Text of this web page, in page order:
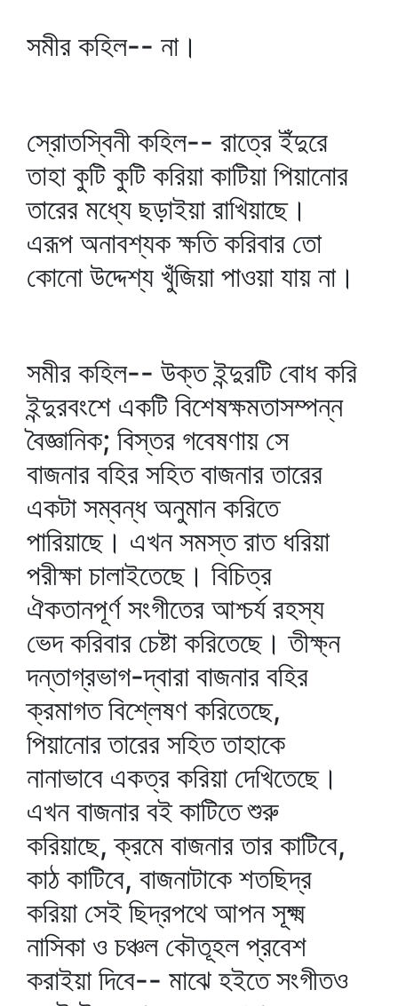
সমীর কহিল-- না।
স্রোতস্বিনী কহিল-- রাত্রে ইঁদুরে
তাহা কুটি কুটি করিয়া কাটিয়া পিয়ানোর
তারের মধ্যে ছড়াইয়া রাখিয়াছে।
এরূপ অনাবশ্যক ক্ষতি করিবার তো
কোনো উদ্দেশ্য খুঁজিয়া পাওয়া যায় না।
সমীর কহিল-- উক্ত ইন্দুরটি বোধ করি
ইন্দুরবংশে একটি বিশেষক্ষমতাসম্পন্ন
বৈজ্ঞানিক; বিস্তর গবেষণায় সে
বাজনার বহির সহিত বাজনার তারের
একটা সম্বন্ধ অনুমান করিতে
পারিয়াছে। এখন সমস্ত রাত ধরিয়া
পরীক্ষা চালাইতেছে। বিচিত্র
ঐকতানপূর্ণ সংগীতের আশ্চর্য রহস্য
ভেদ করিবার চেষ্টা করিতেছে। তীক্ষ্ন
দন্তাগ্রভাগ-দ্বারা বাজনার বহির
ক্রমাগত বিশ্লেষণ করিতেছে,
পিয়ানোর তারের সহিত তাহাকে
নানাভাবে একত্র করিয়া দেখিতেছে।
এখন বাজনার বই কাটিতে শুরু
করিয়াছে, ক্রমে বাজনার তার কাটিবে,
কাঠ কাটিবে, বাজনাটাকে শতছিদ্র
করিয়া সেই ছিদ্রপথে আপন সূক্ষ্ম
নাসিকা ও চঞ্চল কৌতূহল প্রবেশ
করাইয়া দিবে-- মাঝে হইতে সংগীতও